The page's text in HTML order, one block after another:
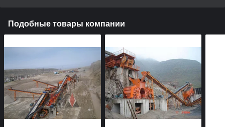
Подобные товары компании